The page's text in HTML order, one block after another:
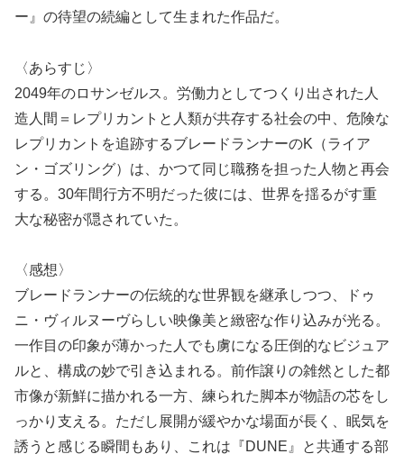
ー』の待望の続編として生まれた作品だ。
〈あらすじ〉
2049年のロサンゼルス。労働力としてつくり出された人
造人間＝レプリカントと人類が共存する社会の中、危険な
レプリカントを追跡するブレードランナーのK（ライア
ン・ゴズリング）は、かつて同じ職務を担った人物と再会
する。30年間行方不明だった彼には、世界を揺るがす重
大な秘密が隠されていた。
〈感想〉
ブレードランナーの伝統的な世界観を継承しつつ、ドゥ
ニ・ヴィルヌーヴらしい映像美と緻密な作り込みが光る。
一作目の印象が薄かった人でも虜になる圧倒的なビジュア
ルと、構成の妙で引き込まれる。前作譲りの雑然とした都
市像が新鮮に描かれる一方、練られた脚本が物語の芯をし
っかり支える。ただし展開が緩やかな場面が長く、眠気を
誘うと感じる瞬間もあり、これは『DUNE』と共通する部